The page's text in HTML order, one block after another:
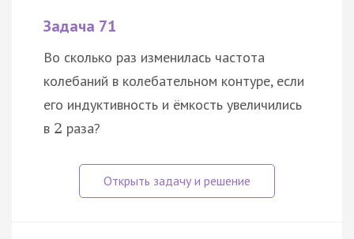
Задача 71
Во сколько раз изменилась частота
колебаний в колебательном контуре, если
его индуктивность и ёмкость увеличились
в 2 раза?